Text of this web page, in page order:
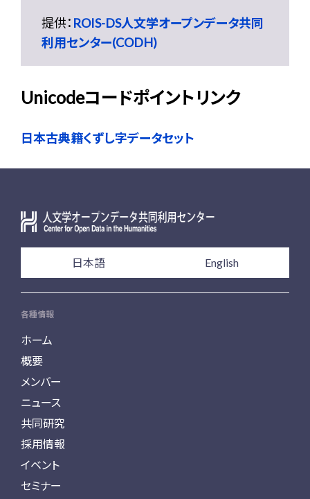
提供： ROIS-DS人文学オープンデータ共同
利用センター(CODH)
Unicodeコードポイントリンク
日本古典籍くずし字データセット
日本語 English
各種情報
ホーム
概要
メンバー
ニュース
共同研究
採用情報
イベント
セミナー